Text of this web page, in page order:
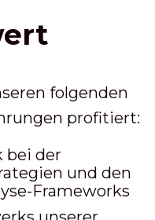
folgenden
profitiert:
bei der
und den
Frameworks